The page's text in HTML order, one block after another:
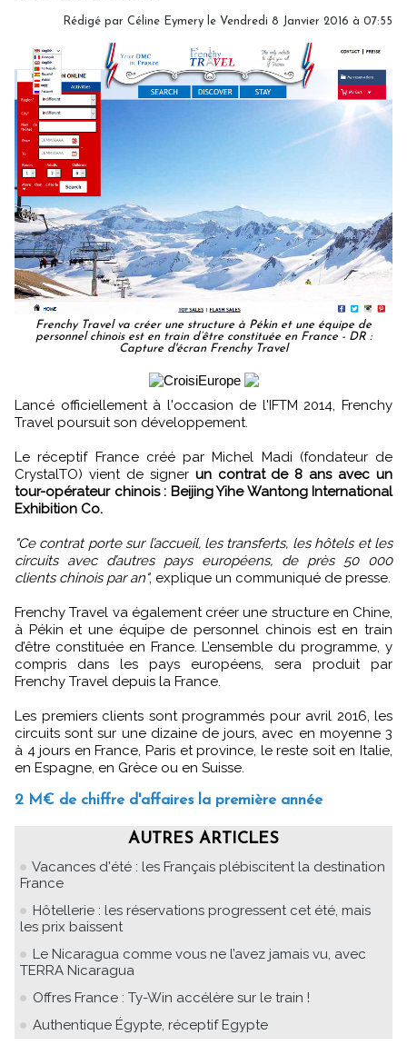
Rédigé par Céline Eymery le Vendredi 8 Janvier 2016 à 07:55
Frenchy Travel va créer une structure à Pékin et une équipe de
personnel chinois est en train d’être constituée en France - DR :
Capture d'écran Frenchy Travel
Lancé officiellement à l'occasion de l'IFTM 2014, Frenchy
Travel poursuit son développement.
Le réceptif France créé par Michel Madi (fondateur de
CrystalTO) vient de signer un contrat de 8 ans avec un
tour-opérateur chinois : Beijing Yihe Wantong International
Exhibition Co.
"Ce contrat porte sur l’accueil, les transferts, les hôtels et les
circuits avec d’autres pays européens, de près 50 000
clients chinois par an", explique un communiqué de presse.
Frenchy Travel va également créer une structure en Chine,
à Pékin et une équipe de personnel chinois est en train
d’être constituée en France. L’ensemble du programme, y
compris dans les pays européens, sera produit par
Frenchy Travel depuis la France.
Les premiers clients sont programmés pour avril 2016, les
circuits sont sur une dizaine de jours, avec en moyenne 3
à 4 jours en France, Paris et province, le reste soit en Italie,
en Espagne, en Grèce ou en Suisse.
2 M€ de chiffre d'affaires la première année
AUTRES ARTICLES
Vacances d'été : les Français plébiscitent la destination
France
Hôtellerie : les réservations progressent cet été, mais
les prix baissent
Le Nicaragua comme vous ne l’avez jamais vu, avec
TERRA Nicaragua
Offres France : Ty-Win accélère sur le train !
Authentique Égypte, réceptif Egypte